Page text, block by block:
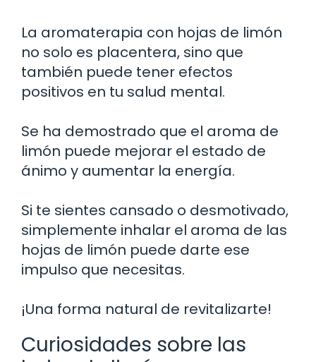
La aromaterapia con hojas de limón
no solo es placentera, sino que
también puede tener efectos
positivos en tu salud mental.
Se ha demostrado que el aroma de
limón puede mejorar el estado de
ánimo y aumentar la energía.
Si te sientes cansado o desmotivado,
simplemente inhalar el aroma de las
hojas de limón puede darte ese
impulso que necesitas.
¡Una forma natural de revitalizarte!
Curiosidades sobre las